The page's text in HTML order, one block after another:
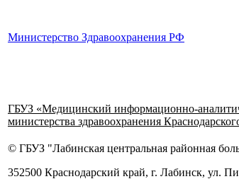
Министерство Здравоохранения РФ
ГБУЗ «Медицинский информационно-
министерства здравоохранения
© ГБУЗ "Лабинская центральная районная
352500 Краснодарский край, г. Лабинск, ул.